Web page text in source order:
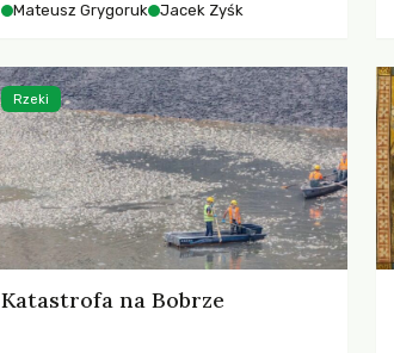
SGGW.
Mateusz Grygoruk Jacek Zyśk
Katastrofa na Bobrze
Rzeki